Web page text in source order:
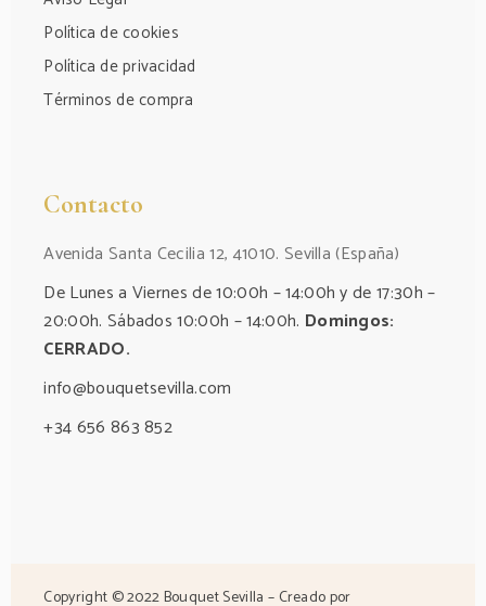
Política de cookies
Política de privacidad
Términos de compra
Contacto
Avenida Santa Cecilia 12, 41010. Sevilla (España)
De Lunes a Viernes de 10:00h – 14:00h y de 17:30h –
20:00h. Sábados 10:00h – 14:00h. Domingos:
CERRADO.
info@bouquetsevilla.com
+34 656 863 852‬
Copyright © 2022 Bouquet Sevilla – Creado por